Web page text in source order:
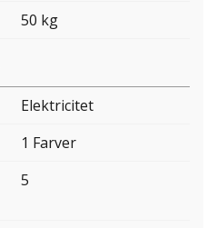
50 kg
Elektricitet
1 Farver
5